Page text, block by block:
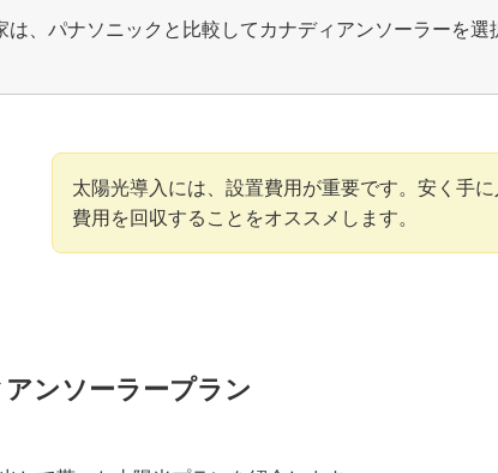
は、パナソニックと比較してカナディアンソーラーを選
太陽光導入には、設置費用が重要です。安く手
費用を回収することをオススメします。
ンソーラープラン